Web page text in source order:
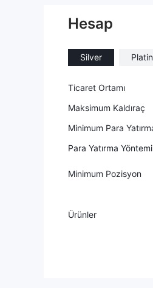
Hesap
Silver
Ticaret Ortamı
Maksimum Kaldıraç
Minimum Para
Para Yatırma Yöntemi
Minimum Pozisyon
Ürünler